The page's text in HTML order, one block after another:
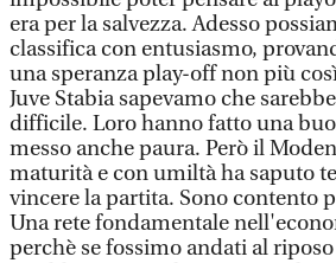
era per la salvezza. Adesso
classifica con entusiasmo,
una speranza play-off non più
Juve Stabia sapevamo che
difficile. Loro hanno fatto una
messo anche paura. Però il
maturità e con umiltà ha saputo
vincere la partita. Sono contento
Una rete fondamentale
perchè se fossimo andati al